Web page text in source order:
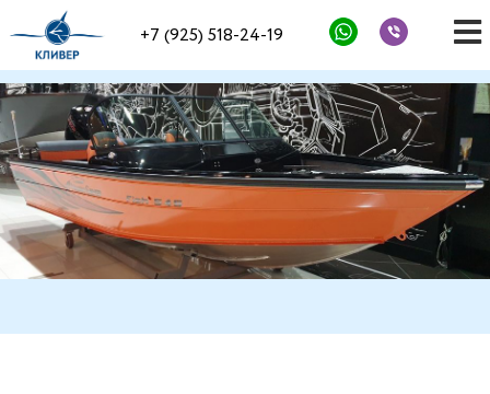
+7 (925) 518-24-19